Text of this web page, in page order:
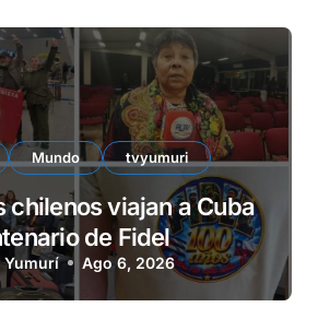
Mundo tvyumuri
chilenos viajan a Cuba
de Fidel
Yumurí Ago 6, 2026